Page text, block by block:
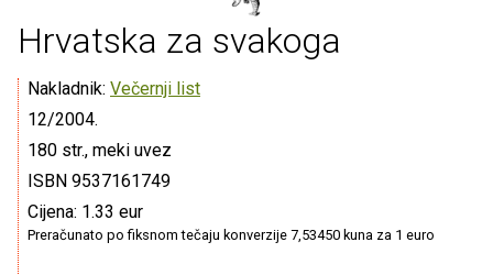
Hrvatska za svakoga
Nakladnik: Večernji list
12/2004.
180 str., meki uvez
ISBN 9537161749
Cijena: 1.33 eur
Preračunato po fiksnom tečaju konverzije 7,53450 kuna za 1 euro